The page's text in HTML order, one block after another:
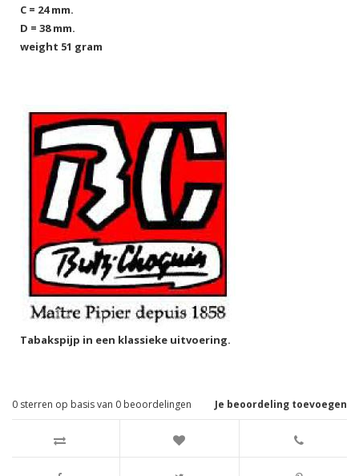
C = 24 mm.
D = 38 mm.
weight 51 gram
Tabakspijp in een klassieke uitvoering.
Je beoordeling toevoegen
0 sterren op basis van 0 beoordelingen